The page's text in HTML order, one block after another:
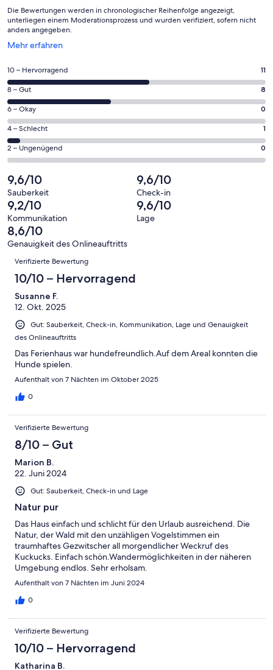
Die Bewertungen werden in chronologischer Reihenfolge angezeigt,
unterliegen einem Moderationsprozess und wurden verifiziert, sofern nicht
anders angegeben.
Mehr erfahren
Wird
einem
neuen
Fenster
geöffnet
11
von
insgesamt
20
Gästebewertungen
haben
eine
Bewertung
von
10
-
Hervorragend
10 – Hervorragend 11
8
von
insgesamt
20
Gästebewertungen
haben
Bewertung
von
8
-
Gut
8 – Gut 8
0
von
insgesamt
20
Gästebewertungen
haben
eine
Bewertung
von
6
-
Okay
6 – Okay 0
1
von
insgesamt
Gästebewertungen
haben
eine
Bewertung
von
4
4 – Schlecht 1
0
von
insgesamt
20
Gästebewertungen
haben
eine
Bewertung
2 – Ungenügend 0
9,6/10
Sauberkeit
9,6/10
Check-in
9,2/10
Kommunikation
9,6/10
Lage
8,6/10
Genauigkeit des Onlineauftritts
Bewertungen
Verifizierte Bewertung
10/10 – Hervorragend
Susanne F.
12. Okt. 2025
Gut: Sauberkeit, Check-in, Kommunikation, Lage und Genauigkeit
des Onlineauftritts
Das Ferienhaus war hundefreundlich.Auf dem Areal konnten die
Hunde spielen.
Aufenthalt von 7 Nächten im Oktober 2025
0
Verifizierte Bewertung
8/10 – Gut
Marion B.
22. Juni 2024
Gut: Sauberkeit, Check-in und Lage
Natur pur
Das Haus einfach und schlicht für den Urlaub ausreichend. Die
Natur, der Wald mit den unzähligen Vogelstimmen ein
traumhaftes Gezwitscher all morgendlicher Weckruf des
Kuckucks. Einfach schön.Wandermöglichkeiten in der näheren
Umgebung endlos. Sehr erholsam.
Aufenthalt von 7 Nächten im Juni 2024
0
Verifizierte Bewertung
10/10 – Hervorragend
Katharina B.